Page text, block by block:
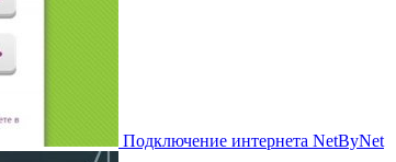
Подключение интернета NetByNet